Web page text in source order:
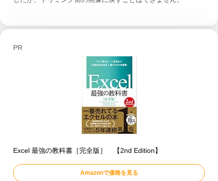
PR
Excel 最強の教科書［完全版］ 【2nd Edition】
Amazonで価格を見る